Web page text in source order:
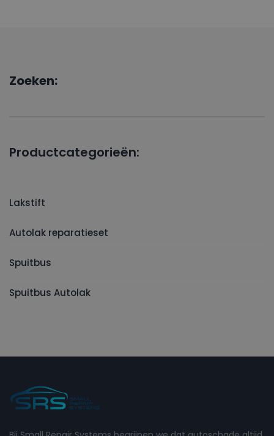
Zoeken:
Productcategorieën:
Lakstift
Autolak reparatieset
Spuitbus
Spuitbus Autolak